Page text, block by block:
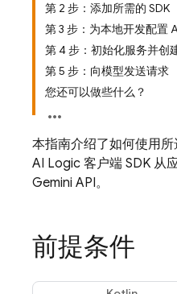
第 2 步：添加所需的 SDK
第 3 步：为本地开发配置
第 4 步：初始化服务并创
第 5 步：向模型发送请求
您还可以做些什么？
本指南介绍了如何使用所
AI Logic 客户端 SDK 从
Gemini API。
前提条件